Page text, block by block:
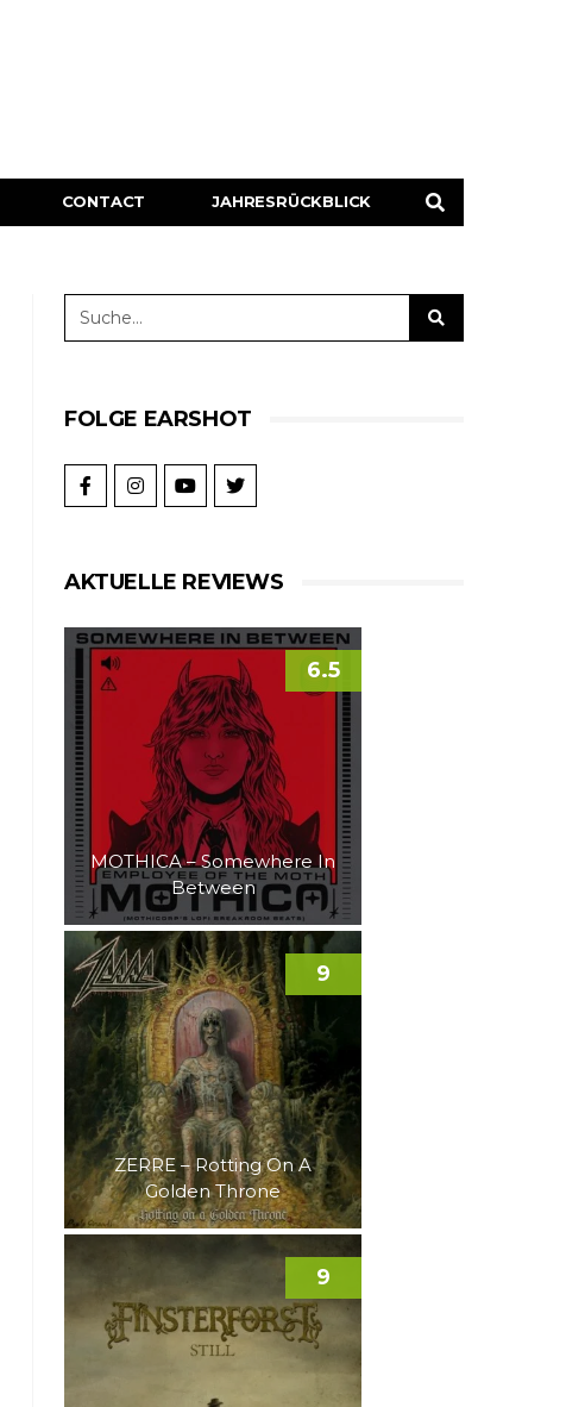
CONTACT JAHRESRÜCKBLICK
FOLGE EARSHOT
AKTUELLE REVIEWS
MOTHICA – Somewhere In
Between
6.5
ZERRE – Rotting On A
Golden Throne
9
9